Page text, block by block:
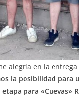
alegría en la
la posibilidad para
para «Cuevas»